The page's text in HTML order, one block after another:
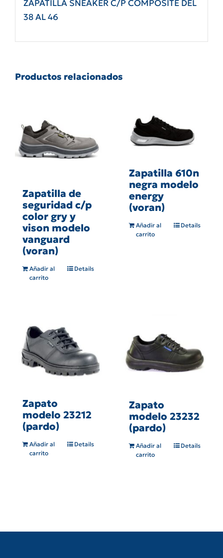
ZAPATILLA SNEAKER C/P COMPOSITE DEL
38 AL 46
Productos relacionados
Zapatilla de
seguridad c/p
color gry y
vison modelo
vanguard
(voran)
Añadir al
carrito
Details
Zapatilla 610n
negra modelo
energy
(voran)
Añadir al
carrito
Details
Zapato
modelo 23212
(pardo)
Añadir al
carrito
Details
Zapato
modelo 23232
(pardo)
Añadir al
carrito
Details